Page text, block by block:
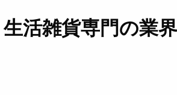
活雑貨専門の業